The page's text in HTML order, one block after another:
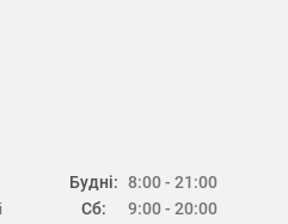
Будні:
Сб:
8:00 - 21:00
9:00 - 20:00